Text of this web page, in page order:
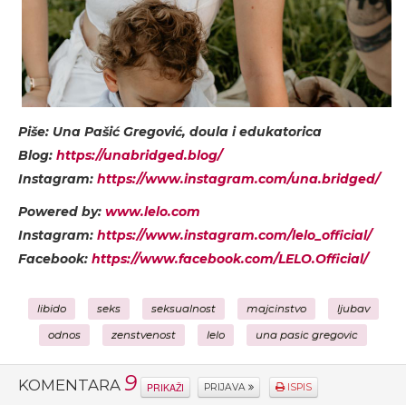
Piše: Una Pašić Gregović, doula i edukatorica
Blog: https://unabridged.blog/
Instagram: https://www.instagram.com/una.bridged/
Powered by: www.lelo.com
Instagram: https://www.instagram.com/lelo_official/
Facebook: https://www.facebook.com/LELO.Official/
libido seks seksualnost majcinstvo ljubav
odnos zenstvenost lelo una pasic gregovic
KOMENTARA 9 PRIKAŽI PRIJAVA ISPIS